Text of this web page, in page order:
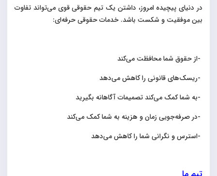
در دنیای پیچیده امروز، داشتن یک تیم حقوقی قوی می‌تواند تفاوت
بین موفقیت و شکست باشد. خدمات حقوقی حرفه‌ای:
-از حقوق شما محافظت می‌کند
-ریسک‌های قانونی را کاهش می‌دهد
-به شما کمک می‌کند تصمیمات آگاهانه بگیرید
-در صرفه‌جویی زمان و هزینه به شما کمک می‌کند
-استرس و نگرانی شما را کاهش می‌دهد